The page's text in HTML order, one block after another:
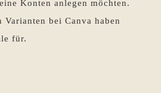
Konten anlegen möchten.
bei Canva haben
für.